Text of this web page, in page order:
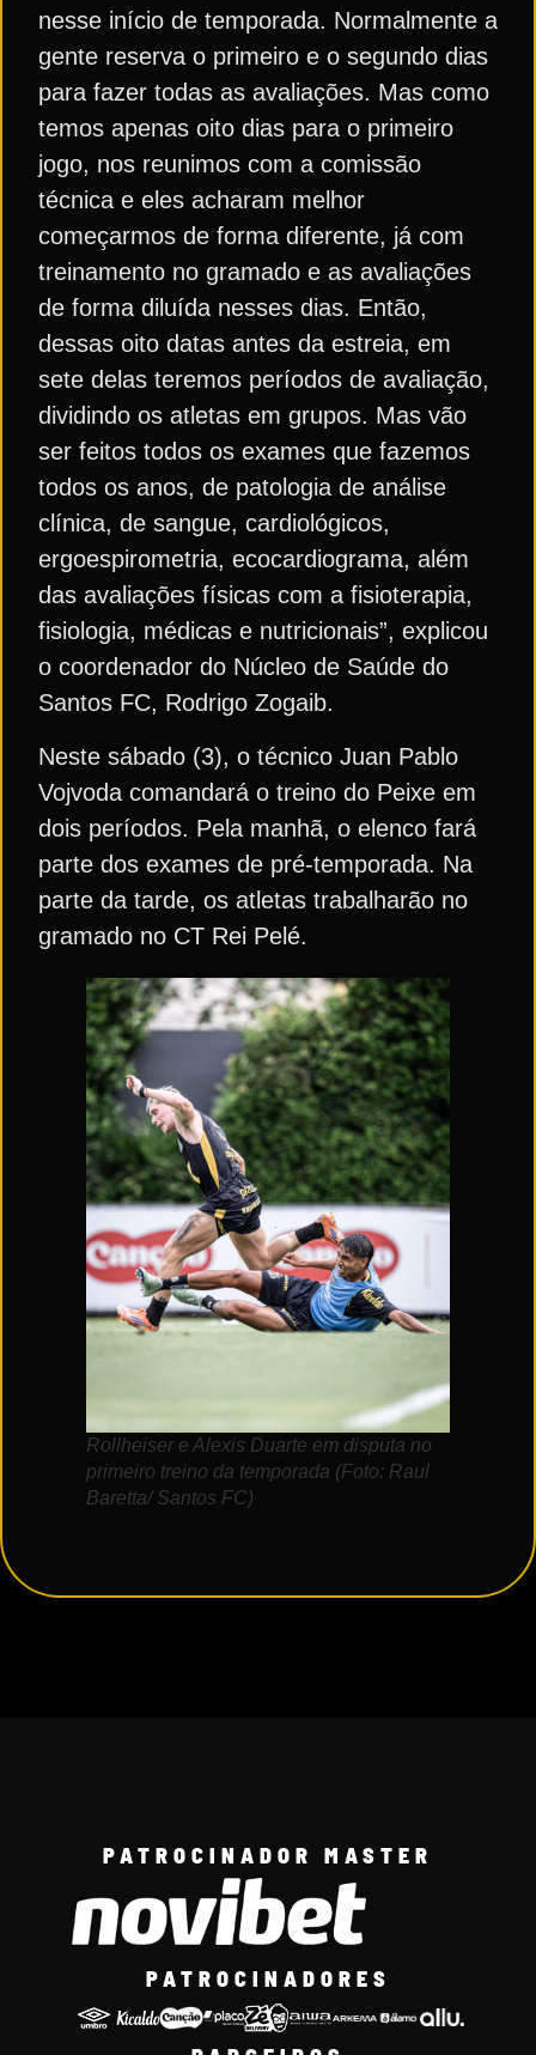
nesse início de temporada. Normalmente a
gente reserva o primeiro e o segundo dias
para fazer todas as avaliações. Mas como
temos apenas oito dias para o primeiro
jogo, nos reunimos com a comissão
técnica e eles acharam melhor
começarmos de forma diferente, já com
treinamento no gramado e as avaliações
de forma diluída nesses dias. Então,
dessas oito datas antes da estreia, em
sete delas teremos períodos de avaliação,
dividindo os atletas em grupos. Mas vão
ser feitos todos os exames que fazemos
todos os anos, de patologia de análise
clínica, de sangue, cardiológicos,
ergoespirometria, ecocardiograma, além
das avaliações físicas com a fisioterapia,
fisiologia, médicas e nutricionais”, explicou
o coordenador do Núcleo de Saúde do
Santos FC, Rodrigo Zogaib.
Neste sábado (3), o técnico Juan Pablo
Vojvoda comandará o treino do Peixe em
dois períodos. Pela manhã, o elenco fará
parte dos exames de pré-temporada. Na
parte da tarde, os atletas trabalharão no
gramado no CT Rei Pelé.
Rollheiser e Alexis Duarte em disputa no
primeiro treino da temporada (Foto: Raul
Baretta/ Santos FC)
PATROCINADOR MASTER
PATROCINADORES